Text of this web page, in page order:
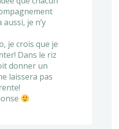
aussi, je n’y
je crois que je
Dans le riz
donner un
laissera pas